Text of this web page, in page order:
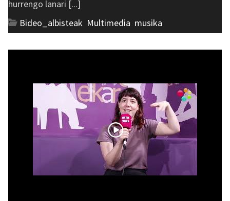
hurrengo lanari [...]
Bideo_albisteak Multimedia musika